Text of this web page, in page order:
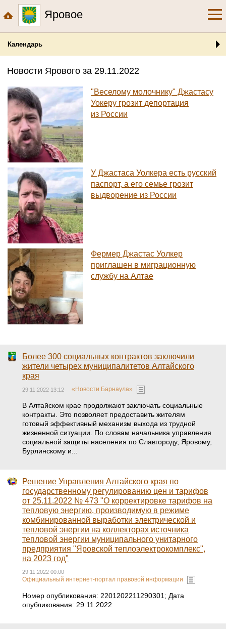
Яровое
Календарь
Новости Ярового за 29.11.2022
"Веселому молочнику" Джастасу
Уокеру грозит депортация
из России
У Джастаса Уолкера есть русский
паспорт, а его семье грозит
выдворение из России
Фермер Джастас Уолкер
приглашен в миграционную
службу на Алтае
Более 300 социальных контрактов заключили
жители четырех муниципалитетов Алтайского
края
29.11.2022 13:12 «Новости Барнаула»
В Алтайском крае продолжают заключать социальные
контракты. Это позволяет предоставить жителям
готовый эффективный механизм выхода из трудной
жизненной ситуации. По словам начальника управления
социальной защиты населения по Славгороду, Яровому,
Бурлинскому и...
Решение Управления Алтайского края по
государственному регулированию цен и тарифов
от 25.11.2022 № 473 "О корректировке тарифов на
тепловую энергию, производимую в режиме
комбинированной выработки электрической и
тепловой энергии на коллекторах источника
тепловой энергии муниципального унитарного
предприятия "Яровской теплоэлектрокомплекс",
на 2023 год"
29.11.2022 00:00
Официальный интернет-портал правовой информации
Номер опубликования: 2201202211290301; Дата
опубликования: 29.11.2022